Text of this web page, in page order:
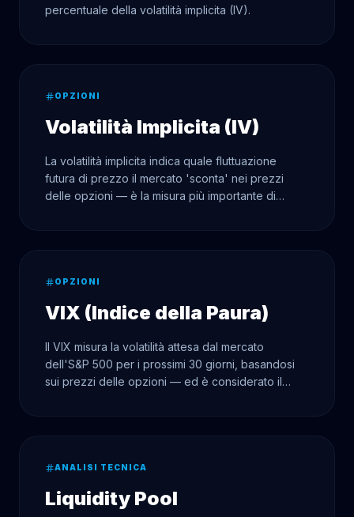
percentuale della volatilità implicita (IV).
OPZIONI
Volatilità Implicita (IV)
La volatilità implicita indica quale fluttuazione
futura di prezzo il mercato 'sconta' nei prezzi
delle opzioni — è la misura più importante di
OPZIONI
VIX (Indice della Paura)
Il VIX misura la volatilità attesa dal mercato
dell'S&P 500 per i prossimi 30 giorni, basandosi
sui prezzi delle opzioni — ed è considerato il
ANALISI TECNICA
Liquidity Pool